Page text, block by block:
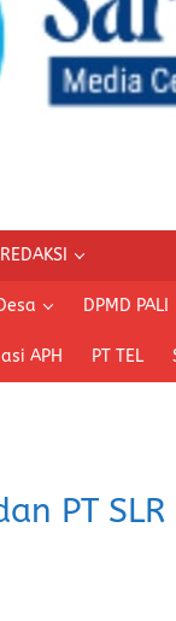
REDAKSI
DPMD PALI
APH PT TEL
PT